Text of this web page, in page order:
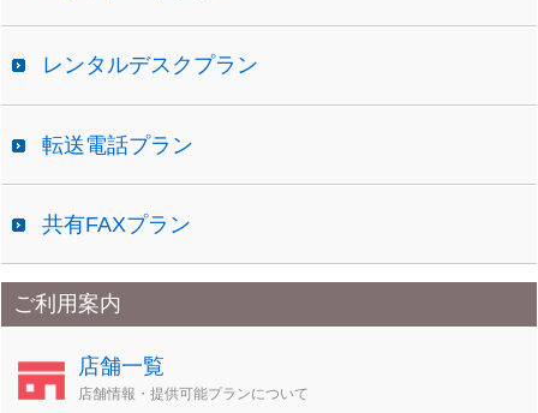
レンタルデスクプラン
転送電話プラン
共有FAXプラン
ご利用案内
店舗一覧
店舗情報・提供可能プランについて